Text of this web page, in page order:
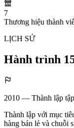
7
Thương hiệu thành
LỊCH SỬ
Hành trình
2010 — Thành lập
Thành lập với mục
hàng bán lẻ và chuỗi